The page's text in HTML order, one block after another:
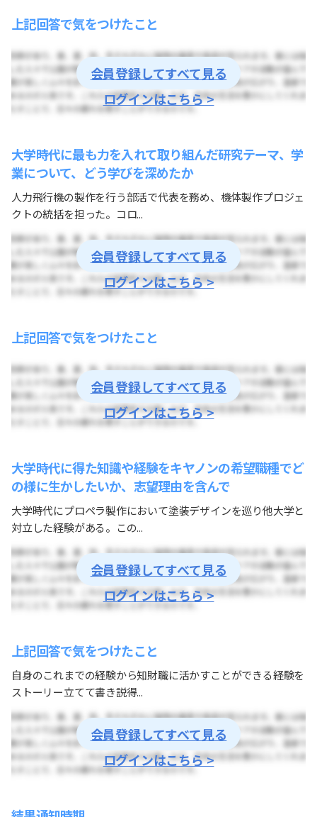
上記回答で気をつけたこと
会員登録してすべて見る
ログインはこちら >
大学時代に最も力を入れて取り組んだ研究テーマ、学
業について、どう学びを深めたか
人力飛行機の製作を行う部活で代表を務め、機体製作プロジェ
クトの統括を担った。コロ...
会員登録してすべて見る
ログインはこちら >
上記回答で気をつけたこと
会員登録してすべて見る
ログインはこちら >
大学時代に得た知識や経験をキヤノンの希望職種でど
の様に生かしたいか、志望理由を含んで
大学時代にプロペラ製作において塗装デザインを巡り他大学と
対立した経験がある。この...
会員登録してすべて見る
ログインはこちら >
上記回答で気をつけたこと
自身のこれまでの経験から知財職に活かすことができる経験を
ストーリー立てて書き説得...
会員登録してすべて見る
ログインはこちら >